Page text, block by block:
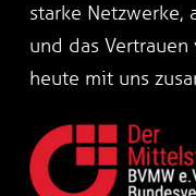
starke Netzwerke,
und das
heute mit uns